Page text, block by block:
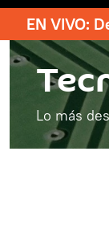
EN VIVO:
Lo más